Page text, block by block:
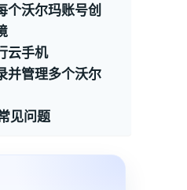
个沃尔玛账号创
云手机
并管理多个沃尔
见问题